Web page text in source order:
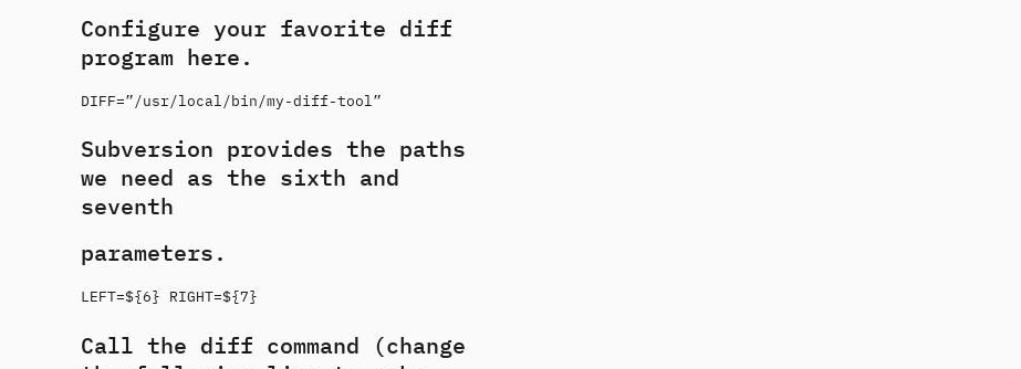
Configure your favorite diff
program here.
DIFF=”/usr/local/bin/my-diff-tool”
Subversion provides the paths
we need as the sixth and
seventh
parameters.
LEFT=${6} RIGHT=${7}
Call the diff command (change